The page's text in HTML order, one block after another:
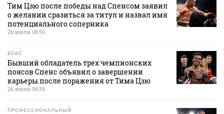
Тим Цзю после победы над Спенсом заявил
о желании сразиться за титул и назвал имя
потенциального соперника
26 июля 08:56
БОКС
Бывший обладатель трех чемпионских
поясов Спенс объявил о завершении
карьеры после поражения от Тима Цзю
26 июля 08:39
ПРОФЕССИОНАЛЬНЫЙ